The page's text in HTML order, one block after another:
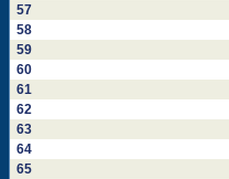
57
58
59
60
61
62
63
64
65